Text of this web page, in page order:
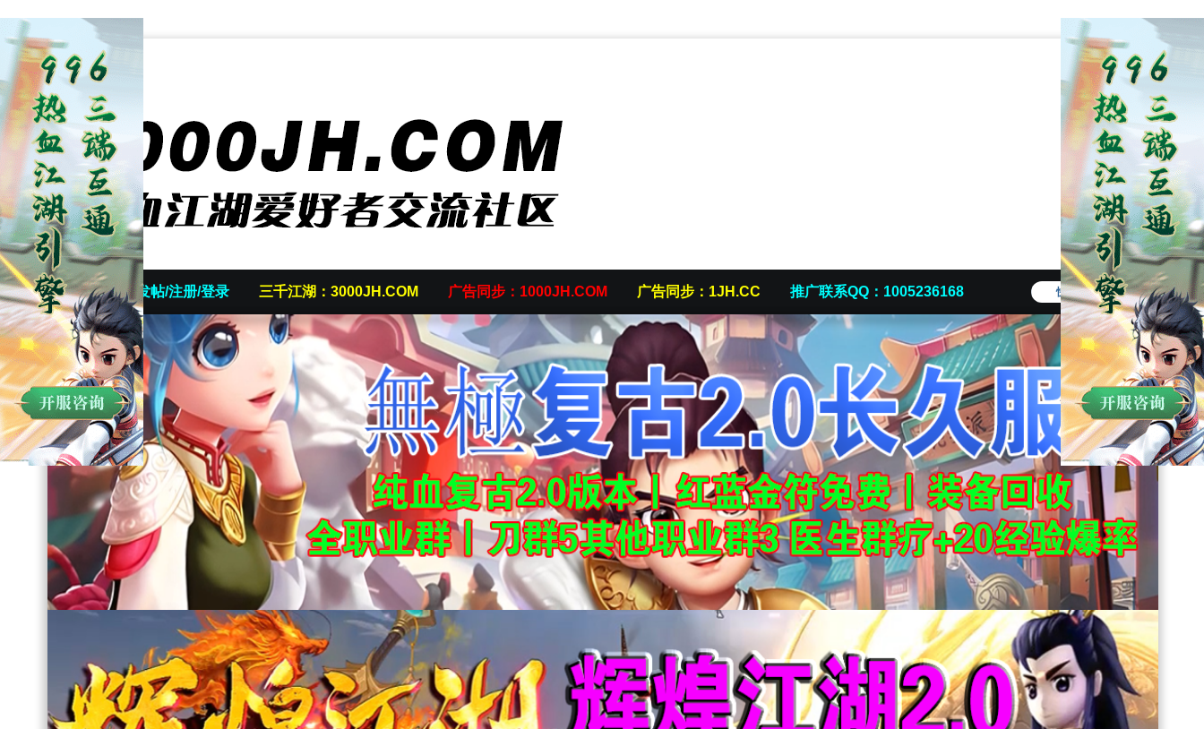
快捷导航
首页 发帖/注册/登录 三千江湖：3000JH.COM 广告同步：1000JH.COM 广告同步：1JH.CC 推广联系QQ：1005236168